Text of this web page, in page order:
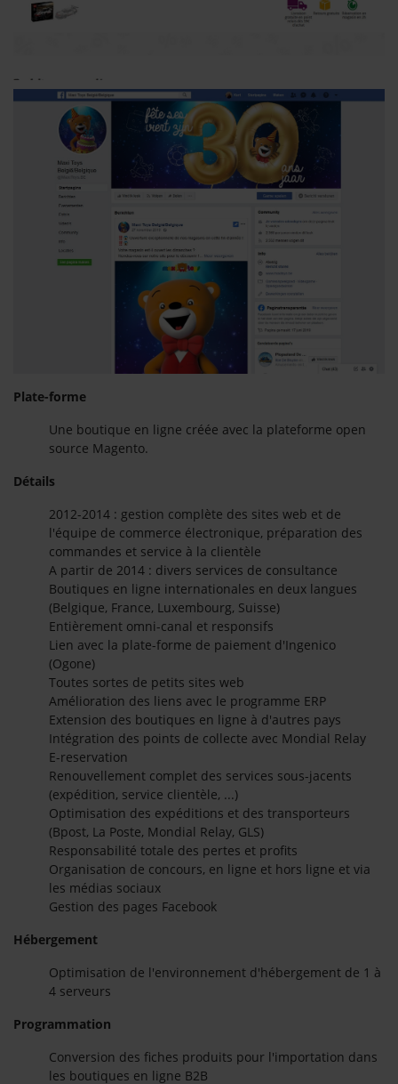
Plate-forme
Une boutique en ligne créée avec la plateforme open
source Magento.
Détails
2012-2014 : gestion complète des sites web et de
l'équipe de commerce électronique, préparation des
commandes et service à la clientèle
A partir de 2014 : divers services de consultance
Boutiques en ligne internationales en deux langues
(Belgique, France, Luxembourg, Suisse)
Entièrement omni-canal et responsifs
Lien avec la plate-forme de paiement d'Ingenico
(Ogone)
Toutes sortes de petits sites web
Amélioration des liens avec le programme ERP
Extension des boutiques en ligne à d'autres pays
Intégration des points de collecte avec Mondial Relay
E-reservation
Renouvellement complet des services sous-jacents
(expédition, service clientèle, ...)
Optimisation des expéditions et des transporteurs
(Bpost, La Poste, Mondial Relay, GLS)
Responsabilité totale des pertes et profits
Organisation de concours, en ligne et hors ligne et via
les médias sociaux
Gestion des pages Facebook
Hébergement
Optimisation de l'environnement d'hébergement de 1 à
4 serveurs
Programmation
Conversion des fiches produits pour l'importation dans
les boutiques en ligne B2B